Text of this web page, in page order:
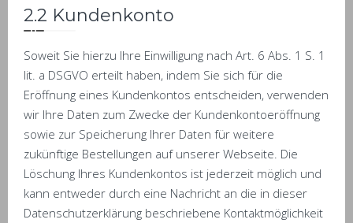
2.2 Kundenkonto
Soweit Sie hierzu Ihre Einwilligung nach Art. 6 Abs. 1 S. 1
lit. a DSGVO erteilt haben, indem Sie sich für die
Eröffnung eines Kundenkontos entscheiden, verwenden
wir Ihre Daten zum Zwecke der Kundenkontoeröffnung
sowie zur Speicherung Ihrer Daten für weitere
zukünftige Bestellungen auf unserer Webseite. Die
Löschung Ihres Kundenkontos ist jederzeit möglich und
kann entweder durch eine Nachricht an die in dieser
Datenschutzerklärung beschriebene Kontaktmöglichkeit